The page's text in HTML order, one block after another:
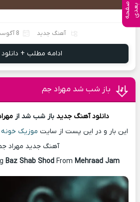
آهنگ جدید 8 آگوست 2026
ادامه مطلب + دانلود
باز شب شد مهراد جم
دانلود آهنگ جدید باز شب شد از
این بار و در این پست از سایت موزیک خونه
آهنگ جدید مهراد
Baz Shab ShodFrom Mehraad Jam
ص
ف
ح
ه ب ع
د ی